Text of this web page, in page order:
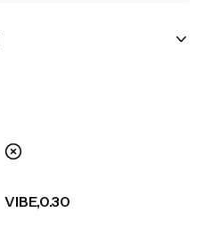
nie
VIBE,0.30